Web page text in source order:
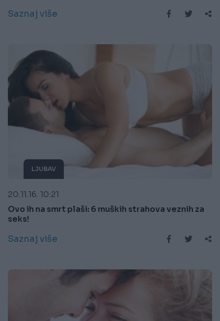
Saznaj više
LJUBAV
20.11.16. 10:21
Ovo ih na smrt plaši: 6 muških strahova veznih za
seks!
Saznaj više